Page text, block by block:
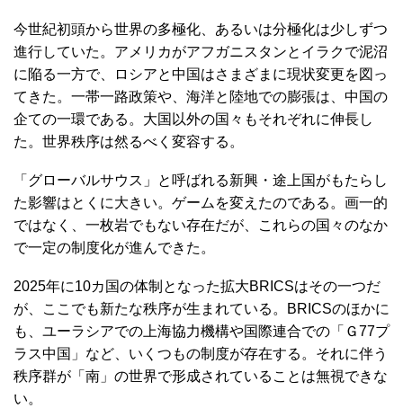
今世紀初頭から世界の多極化、あるいは分極化は少しずつ
進行していた。アメリカがアフガニスタンとイラクで泥沼
に陥る一方で、ロシアと中国はさまざまに現状変更を図っ
てきた。一帯一路政策や、海洋と陸地での膨張は、中国の
企ての一環である。大国以外の国々もそれぞれに伸長し
た。世界秩序は然るべく変容する。
「グローバルサウス」と呼ばれる新興・途上国がもたらし
た影響はとくに大きい。ゲームを変えたのである。画一的
ではなく、一枚岩でもない存在だが、これらの国々のなか
で一定の制度化が進んできた。
2025年に10カ国の体制となった拡大BRICSはその一つだ
が、ここでも新たな秩序が生まれている。BRICSのほかに
も、ユーラシアでの上海協力機構や国際連合での「Ｇ77プ
ラス中国」など、いくつもの制度が存在する。それに伴う
秩序群が「南」の世界で形成されていることは無視できな
い。